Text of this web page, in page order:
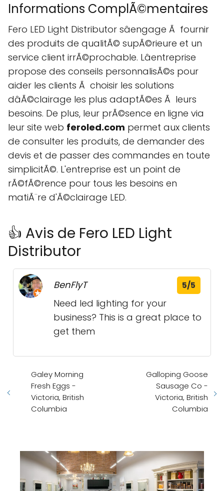
Informations ComplÃ©mentaires
Fero LED Light Distributor sâengage Ã fournir
des produits de qualitÃ© supÃ©rieure et un
service client irrÃ©prochable. Lâentreprise
propose des conseils personnalisÃ©s pour
aider les clients Ã choisir les solutions
dâÃ©clairage les plus adaptÃ©es Ã leurs
besoins. De plus, leur prÃ©sence en ligne via
leur site web feroled.com permet aux clients
de consulter les produits, de demander des
devis et de passer des commandes en toute
simplicitÃ©. L'entreprise est un point de
rÃ©fÃ©rence pour tous les besoins en
matiÃ¨re d'Ã©clairage LED.
👍 Avis de Fero LED Light
Distributor
BenFlyT 5/5
Need led lighting for your
business? This is a great place to
get them
Galey Morning
Fresh Eggs -
Victoria, British
Columbia
Galloping Goose
Sausage Co -
Victoria, British
Columbia